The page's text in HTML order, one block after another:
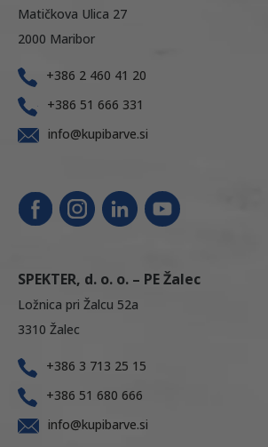
Matičkova Ulica 27
2000 Maribor
+386 2 460 41 20
+386 51 666 331
info@kupibarve.si
SPEKTER, d. o. o. – PE Žalec
Ložnica pri Žalcu 52a
3310 Žalec
+386 3 713 25 15
+386 51 680 666
info@kupibarve.si